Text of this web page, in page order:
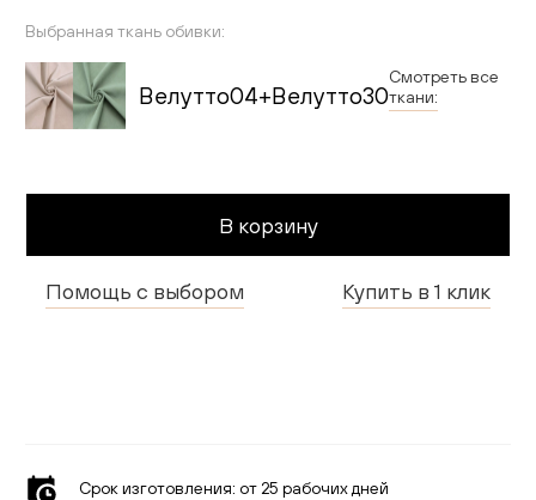
Детская
Кухня
Доставка и оплата
Проекты
Мебель для бизнеса
Дизайнерам
Применить
Выбранная ткань обивки:
Велутто04+Велутто30
Смотреть все
ткани:
В корзину
Помощь с выбором Купить в 1 клик
Срок изготовления: от 25 рабочих дней